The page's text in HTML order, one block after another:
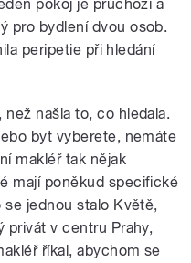
pokoj je průchozí a
pro bydlení dvou osob.
peripetie při hledání
našla to, co hledala.
byt vyberete, nemáte
makléř tak nějak
mají poněkud specifické
se jednou stalo Květě,
privát v centru Prahy,
říkal, abychom se